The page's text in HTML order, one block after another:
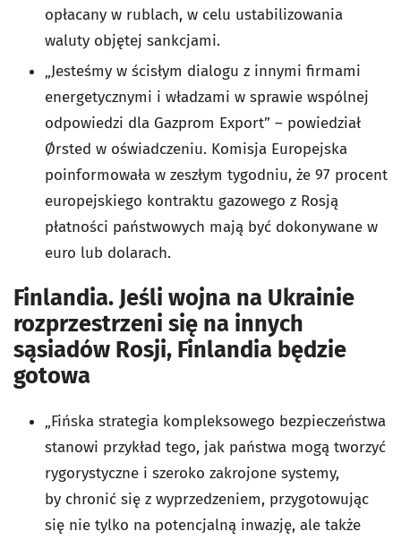
opłacany w rublach, w celu ustabilizowania
waluty objętej sankcjami.
„Jesteśmy w ścisłym dialogu z innymi firmami
energetycznymi i władzami w sprawie wspólnej
odpowiedzi dla Gazprom Export” – powiedział
Ørsted w oświadczeniu. Komisja Europejska
poinformowała w zeszłym tygodniu, że 97 procent
europejskiego kontraktu gazowego z Rosją
płatności państwowych mają być dokonywane w
euro lub dolarach.
Finlandia. Jeśli wojna na Ukrainie
rozprzestrzeni się na innych
sąsiadów Rosji, Finlandia będzie
gotowa
„Fińska strategia kompleksowego bezpieczeństwa
stanowi przykład tego, jak państwa mogą tworzyć
rygorystyczne i szeroko zakrojone systemy,
by chronić się z wyprzedzeniem, przygotowując
się nie tylko na potencjalną inwazję, ale także